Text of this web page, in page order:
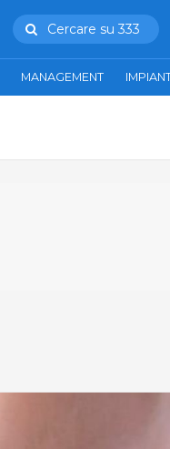
Cercare su 333
MANAGEMENT